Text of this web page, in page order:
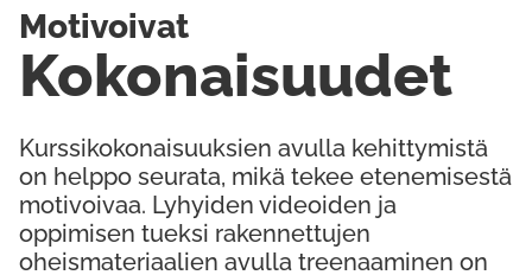
Kurssikokonaisuuksien avulla kehittymistä
on helppo seurata, mikä tekee etenemisestä
motivoivaa. Lyhyiden videoiden ja
oppimisen tueksi rakennettujen
oheismateriaalien avulla treenaaminen on
Kokonaisuudet
Motivoivat